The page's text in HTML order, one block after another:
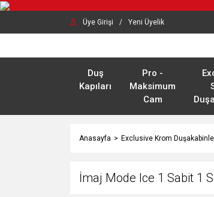
Üye Girişi / Yeni Üyelik
Duş
Kapıları
Pro -
Maksimum
Cam
Anasayfa Exclusive Krom
İmaj Mode Ice 1 Sabit 1